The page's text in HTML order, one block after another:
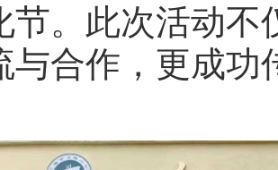
节。此次活动
与合作，更成功